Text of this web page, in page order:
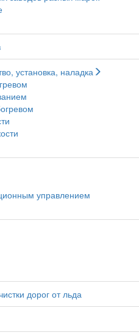
установка, наладка
управлением
дорог от льда